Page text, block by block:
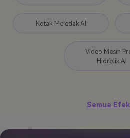
Kotak Meledak AI
Video Mesin
Hidrolik AI
Semua Efek